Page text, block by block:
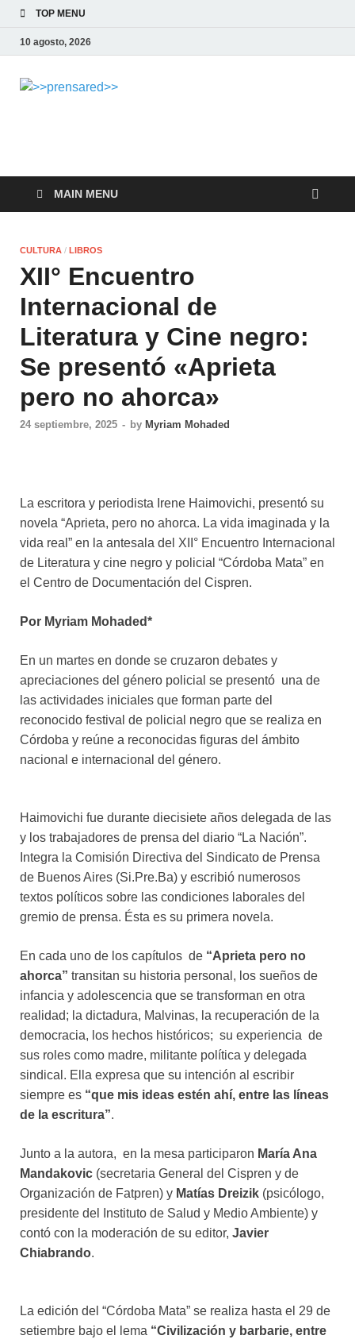
TOP MENU
10 agosto, 2026
MAIN MENU
CULTURA / LIBROS
XII° Encuentro
Internacional de
Literatura y Cine negro:
Se presentó «Aprieta
pero no ahorca»
24 septiembre, 2025 - by Myriam Mohaded
La escritora y periodista Irene Haimovichi, presentó su
novela “Aprieta, pero no ahorca. La vida imaginada y la
vida real” en la antesala del XII° Encuentro Internacional
de Literatura y cine negro y policial “Córdoba Mata” en
el Centro de Documentación del Cispren.
Por Myriam Mohaded*
En un martes en donde se cruzaron debates y
apreciaciones del género policial se presentó una de
las actividades iniciales que forman parte del
reconocido festival de policial negro que se realiza en
Córdoba y reúne a reconocidas figuras del ámbito
nacional e internacional del género.
Haimovichi fue durante diecisiete años delegada de las
y los trabajadores de prensa del diario “La Nación”.
Integra la Comisión Directiva del Sindicato de Prensa
de Buenos Aires (Si.Pre.Ba) y escribió numerosos
textos políticos sobre las condiciones laborales del
gremio de prensa. Ésta es su primera novela.
En cada uno de los capítulos de “Aprieta pero no
ahorca” transitan su historia personal, los sueños de
infancia y adolescencia que se transforman en otra
realidad; la dictadura, Malvinas, la recuperación de la
democracia, los hechos históricos; su experiencia de
sus roles como madre, militante política y delegada
sindical. Ella expresa que su intención al escribir
siempre es “que mis ideas estén ahí, entre las líneas
de la escritura”.
Junto a la autora, en la mesa participaron María Ana
Mandakovic (secretaria General del Cispren y de
Organización de Fatpren) y Matías Dreizik (psicólogo,
presidente del Instituto de Salud y Medio Ambiente) y
contó con la moderación de su editor, Javier
Chiabrando.
La edición del “Córdoba Mata” se realiza hasta el 29 de
setiembre bajo el lema “Civilización y barbarie, entre